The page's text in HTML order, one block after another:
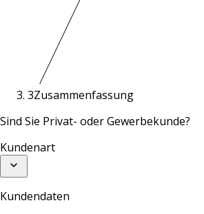
3Zusammenfassung
Sind Sie Privat- oder Gewerbekunde?
Kundenart
Kundendaten